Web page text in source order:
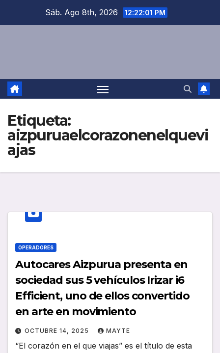
Sáb. Ago 8th, 2026 12:22:01 PM
Etiqueta:
aizpuruaelcorazonenelquevi
ajas
OPERADORES
Autocares Aizpurua presenta en
sociedad sus 5 vehículos Irizar i6
Efficient, uno de ellos convertido
en arte en movimiento
OCTUBRE 14, 2025 MAYTE
“El corazón en el que viajas” es el título de esta